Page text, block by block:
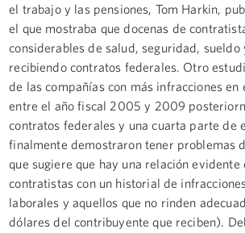
el trabajo y las pensiones, Tom Harkin,
el que mostraba que docenas de
considerables de salud, seguridad, sueldo
recibiendo contratos federales. Otro
de las compañías con más infracciones
entre el año fiscal 2005 y 2009
contratos federales y una cuarta parte de
finalmente demostraron tener problemas
que sugiere que hay una relación evidente
contratistas con un historial de
laborales y aquellos que no rinden
dólares del contribuyente que reciben).